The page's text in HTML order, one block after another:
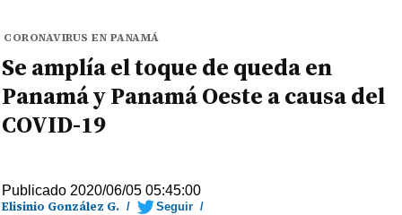
CORONAVIRUS EN PANAMÁ
Se amplía el toque de queda en
Panamá y Panamá Oeste a causa del
COVID-19
Publicado 2020/06/05 05:45:00
Elisinio González G. / Seguir /